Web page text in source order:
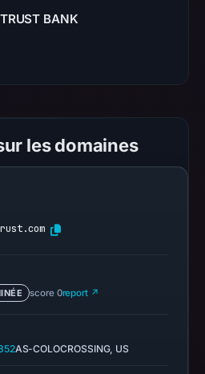
BANK
les domaines
score 0report ↗
AS-COLOCROSSING, US